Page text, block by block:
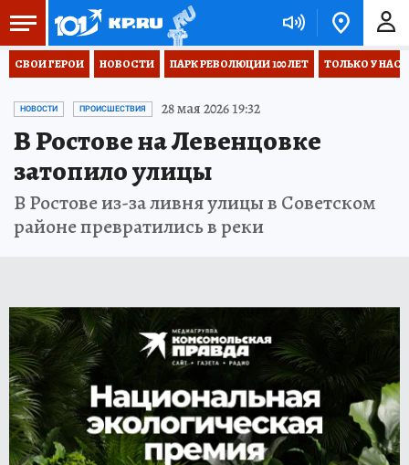
СВОИ ГЕРОИ НОВОСТИ ПАРК РЕВОЛЮЦИИ 100 ЛЕТ ТОЛЬКО У НАС
НОВОСТИ ПРОИСШЕСТВИЯ 28 мая 2026 19:32
В Ростове на Левенцовке
затопило улицы
В Ростове из-за ливня улицы в Советском
районе превратились в реки